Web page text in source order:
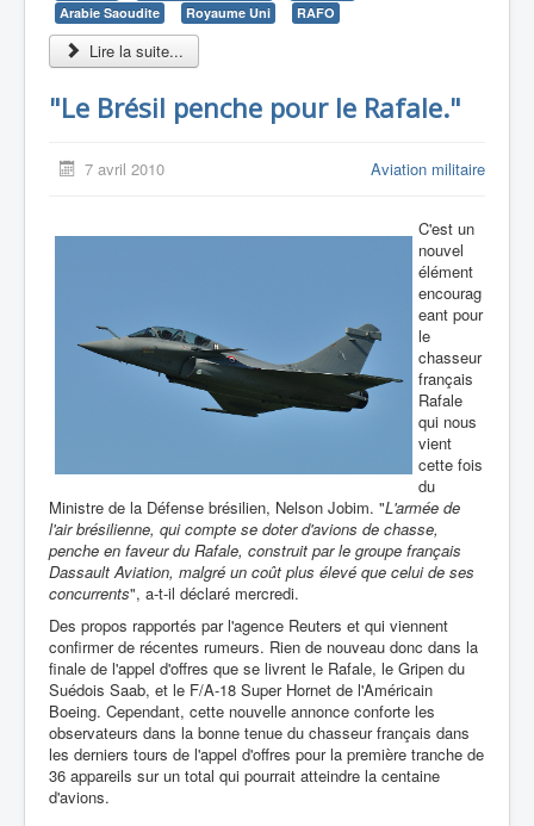
Arabie Saoudite
Royaume Uni RAFO
Lire la suite...
"Le Brésil penche pour le Rafale."
7 avril 2010 Aviation militaire
C'est un
nouvel
élément
encourag
eant pour
le
chasseur
français
Rafale
qui nous
vient
cette fois
du
Ministre de la Défense brésilien, Nelson Jobim. "L'armée de
l'air brésilienne, qui compte se doter d'avions de chasse,
penche en faveur du Rafale, construit par le groupe français
Dassault Aviation, malgré un coût plus élevé que celui de ses
concurrents", a-t-il déclaré mercredi.
Des propos rapportés par l'agence Reuters et qui viennent
confirmer de récentes rumeurs. Rien de nouveau donc dans la
finale de l'appel d'offres que se livrent le Rafale, le Gripen du
Suédois Saab, et le F/A-18 Super Hornet de l'Américain
Boeing. Cependant, cette nouvelle annonce conforte les
observateurs dans la bonne tenue du chasseur français dans
les derniers tours de l'appel d'offres pour la première tranche de
36 appareils sur un total qui pourrait atteindre la centaine
d'avions.